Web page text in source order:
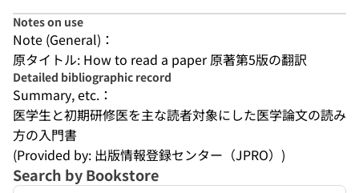
Notes on use
Note (General)：
原タイトル: How to read a paper 原著第5版の翻訳
Detailed bibliographic record
Summary, etc.：
医学生と初期研修医を主な読者対象にした医学論文の読み
方の入門書
(Provided by: 出版情報登録センター（JPRO）)
Search by Bookstore